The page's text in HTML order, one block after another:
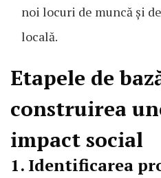
noi locuri de muncă și
locală.
Etapele de
construirea
impact social
1. Identificarea